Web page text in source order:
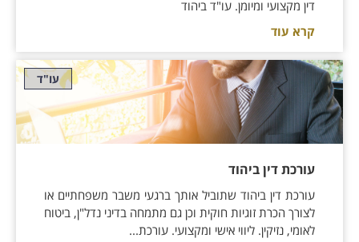
דין מקצועי ומיומן. עו"ד ביהוד
קרא עוד
עו"ד
עורכת דין ביהוד
עורכת דין ביהוד שתוביל אותך ברגעי משבר משפחתיים או
לצורך הכרת זוגיות חוקית וכן גם מתמחה בדיני נדל"ן, ביטוח
לאומי, נזיקין. ליווי אישי ומקצועי. עורכת...